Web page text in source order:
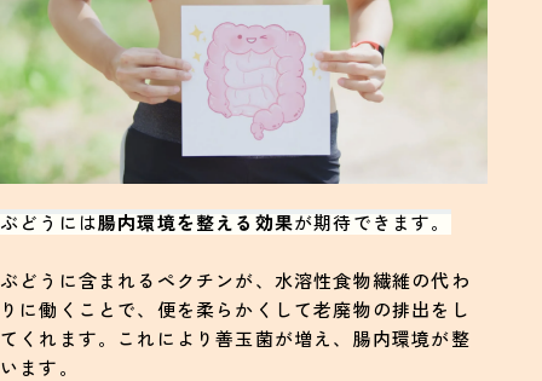
ぶどうには腸内環境を整える効果が期待できます。
ぶどうに含まれるペクチンが、水溶性食物繊維の代わ
りに働くことで、便を柔らかくして老廃物の排出をし
てくれます。これにより善玉菌が増え、腸内環境が整
います。